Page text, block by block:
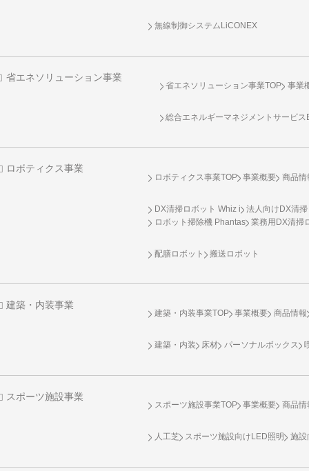
無線制御システム LiCONEX
省エネソリューション事業
省エネソリューション事業TOP 事業
総合エネルギーマネジメントサービ
ロボティクス事業
ロボティクス事業TOP 事業概要 商品情
DX清掃ロボット Whiz i
法人向けDX清
ロボット掃除機 Phantas
業務用DX清掃
配膳ロボット 搬送ロボット
建築・内装事業
建築・内装事業TOP 事業概要 商品情報
建築・内装 床材 パーソナルボックス
スポーツ施設事業
スポーツ施設事業TOP 事業概要 商品情
人工芝 スポーツ施設向け LED照明 施設